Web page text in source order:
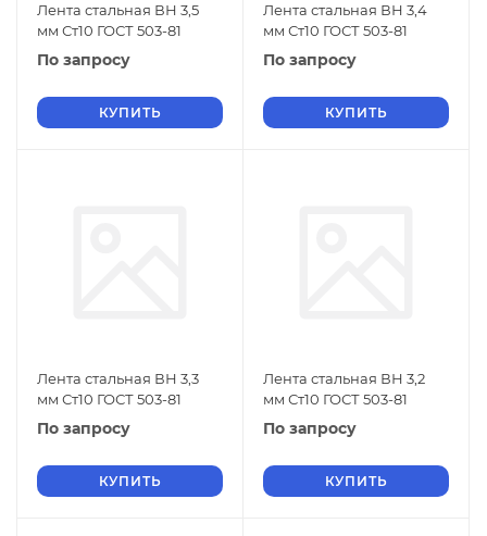
Лента стальная ВН 3,5
мм Ст10 ГОСТ 503-81
По запросу
КУПИТЬ
Лента стальная ВН 3,4
мм Ст10 ГОСТ 503-81
По запросу
КУПИТЬ
Лента стальная ВН 3,3
мм Ст10 ГОСТ 503-81
По запросу
КУПИТЬ
Лента стальная ВН 3,2
мм Ст10 ГОСТ 503-81
По запросу
КУПИТЬ